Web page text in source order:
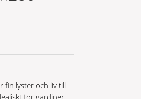
fin lyster och liv till